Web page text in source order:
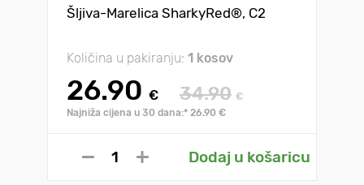
Šljiva-Marelica SharkyRed®, C2
Količina u pakiranju: 1 kosov
26.90 € 34.90 €
Najniža cijena u 30 dana:* 26.90 €
Dodaj u košaricu